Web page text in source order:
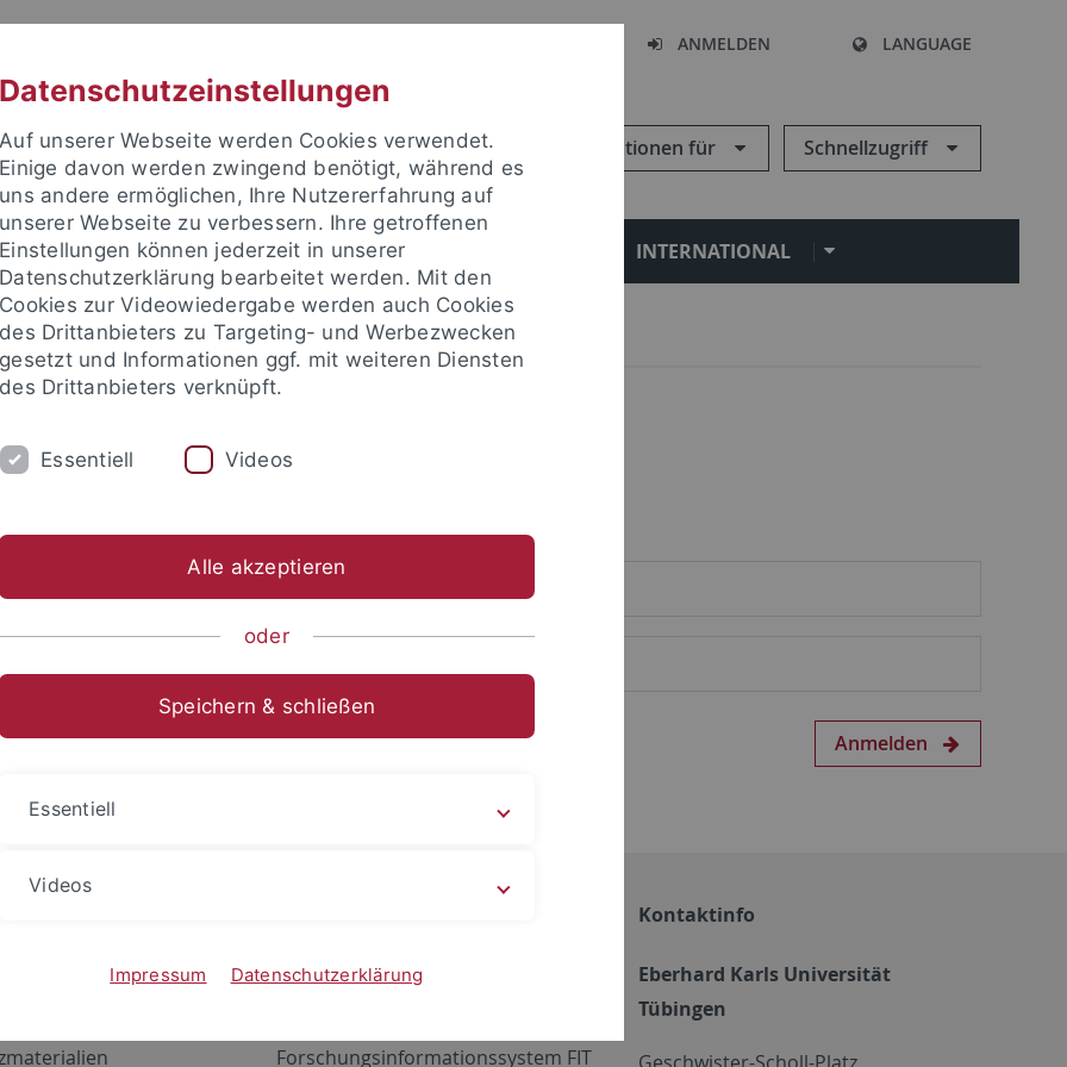
ANMELDEN LANGUAGE
Informationen für Schnellzugriff
FORSCHUNG EINRICHTUNGEN INTERNATIONAL
um sich anzumelden:
Anmelden
Netzwerk
ALMA
Forschungsinformationssystem FIT
Kontaktinfo
Eberhard Karls Universität
Tübingen
Datenschutzeinstellungen
Auf unserer Webseite werden Cookies verwendet.
Einige davon werden zwingend benötigt, während es
uns andere ermöglichen, Ihre Nutzererfahrung auf
unserer Webseite zu verbessern. Ihre getroffenen
Einstellungen können jederzeit in unserer
Datenschutzerklärung bearbeitet werden. Mit den
Cookies zur Videowiedergabe werden auch Cookies
des Drittanbieters zu Targeting- und Werbezwecken
gesetzt und Informationen ggf. mit weiteren Diensten
des Drittanbieters verknüpft.
Essentiell Videos
Alle akzeptieren
oder
Speichern & schließen
Essentiell
Videos
Impressum Datenschutzerklärung